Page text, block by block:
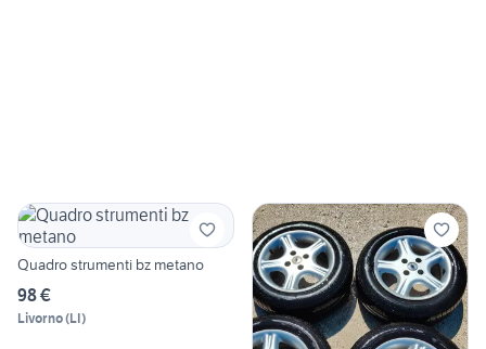
Quadro strumenti bz metano
98 €
Livorno(LI)